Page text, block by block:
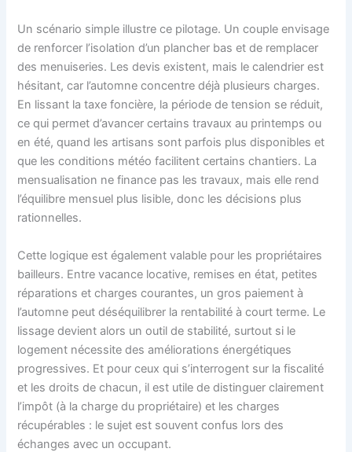
Un scénario simple illustre ce pilotage. Un couple envisage
de renforcer l’isolation d’un plancher bas et de remplacer
des menuiseries. Les devis existent, mais le calendrier est
hésitant, car l’automne concentre déjà plusieurs charges.
En lissant la taxe foncière, la période de tension se réduit,
ce qui permet d’avancer certains travaux au printemps ou
en été, quand les artisans sont parfois plus disponibles et
que les conditions météo facilitent certains chantiers. La
mensualisation ne finance pas les travaux, mais elle rend
l’équilibre mensuel plus lisible, donc les décisions plus
rationnelles.
Cette logique est également valable pour les propriétaires
bailleurs. Entre vacance locative, remises en état, petites
réparations et charges courantes, un gros paiement à
l’automne peut déséquilibrer la rentabilité à court terme. Le
lissage devient alors un outil de stabilité, surtout si le
logement nécessite des améliorations énergétiques
progressives. Et pour ceux qui s’interrogent sur la fiscalité
et les droits de chacun, il est utile de distinguer clairement
l’impôt (à la charge du propriétaire) et les charges
récupérables : le sujet est souvent confus lors des
échanges avec un occupant.